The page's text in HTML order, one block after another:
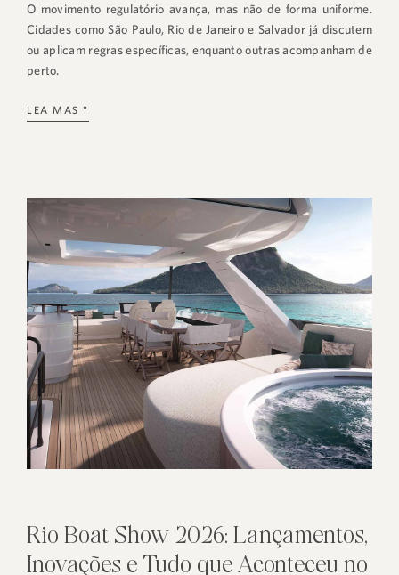
O movimento regulatório avança, mas não de forma uniforme.
Cidades como São Paulo, Rio de Janeiro e Salvador já discutem
ou aplicam regras específicas, enquanto outras acompanham de
perto.
LEA MAS "
Rio Boat Show 2026: Lançamentos,
Inovações e Tudo que Aconteceu no